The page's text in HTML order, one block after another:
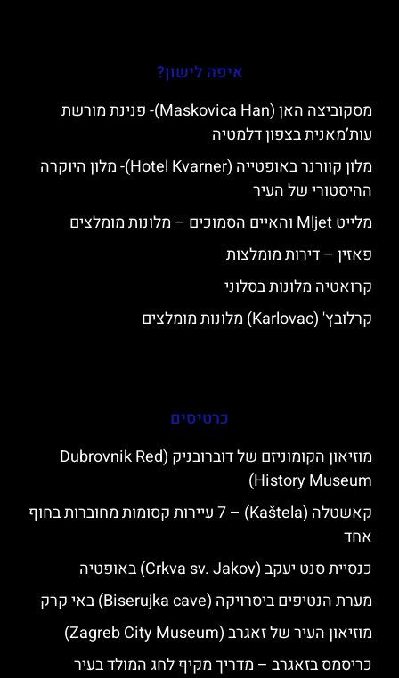
איפה לישון?
מסקוביצה האן (Maskovica Han)- פנינת מורשת
עות’מאנית בצפון דלמטיה
מלון קוורנר באופטייה (Hotel Kvarner)- מלון היוקרה
ההיסטורי של העיר
מלייט Mljet והאיים הסמוכים – מלונות מומלצים
פאזין – דירות מומלצות
קרואטיה מלונות בסלוני
קרלובץ' (Karlovac) מלונות מומלצים
כרטיסים
מוזיאון הקומוניזם של דוברובניק (Dubrovnik Red
History Museum)
קאשטלה (Kaštela) – 7 עיירות קסומות מחוברות בחוף
אחד
כנסיית סנט יעקב (Crkva sv. Jakov) באופטיה
מערת הנטיפים ביסרויקה (Biserujka cave) באי קרק
מוזיאון העיר של זאגרב (Zagreb City Museum)
כריסמס בזאגרב – מדריך מקיף לחג המולד בעיר